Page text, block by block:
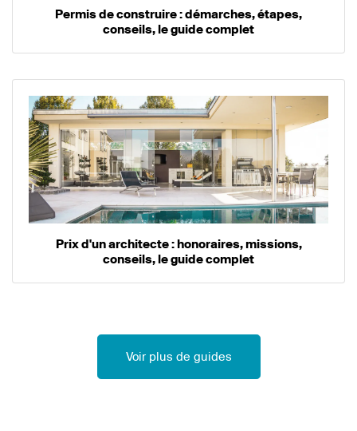
Permis de construire : démarches, étapes,
conseils, le guide complet
Prix d'un architecte : honoraires, missions,
conseils, le guide complet
Voir plus de guides